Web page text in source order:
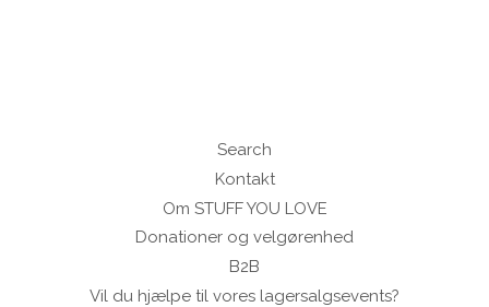
Search
Kontakt
Om STUFF YOU LOVE
Donationer og velgørenhed
B2B
Vil du hjælpe til vores lagersalgsevents?